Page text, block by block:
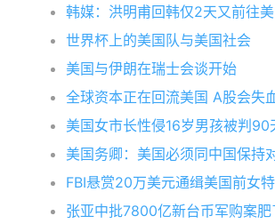
韩媒：洪明甫回韩仅2天又前往
世界杯上的美国队与美国社会
美国与伊朗在瑞士会谈开始
全球资本正在回流美国 A股会失
美国女市长性侵16岁男孩被判90
美国务卿：美国必须同中国保持
FBI悬赏20万美元通缉美国前女
张亚中批7800亿新台币军购案肥